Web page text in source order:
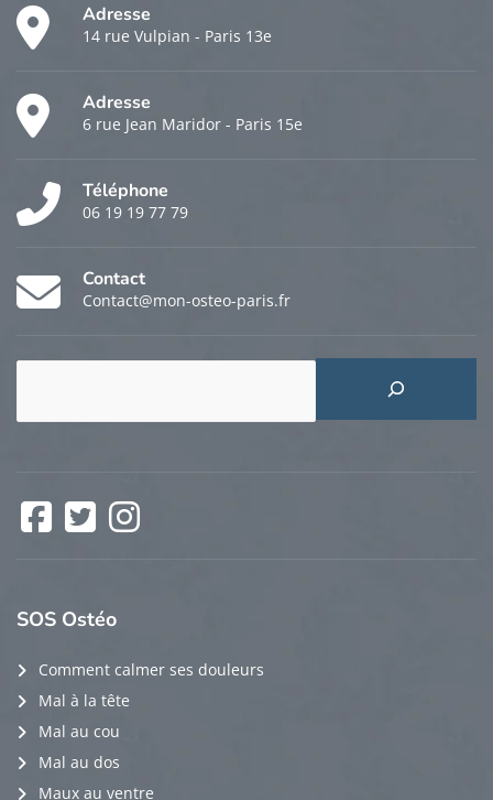
Adresse
14 rue Vulpian - Paris 13e
Adresse
6 rue Jean Maridor - Paris 15e
Téléphone
06 19 19 77 79
Contact
Contact@mon-osteo-paris.fr
Facebook
SOS Ostéo
Comment calmer ses douleurs
Mal à la tête
Mal au cou
Mal au dos
Maux au ventre